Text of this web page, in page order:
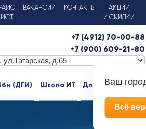
ВАКАНСИИ КОНТАКТЫ
АКЦИИ
И СКИДКИ
+7 (4912) 70-00-88
+7 (900) 609-21-80
Ваш
Всё
(ДПИ) Школа ИТ Для бизнеса